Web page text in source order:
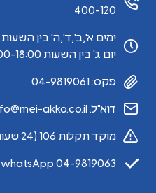
400-120
ימים א',ב',ד',ה' בין השעות 8:00-15:45
יום ג' בין השעות 8:00-18:00
פקס: 04-9819061
דוא"ל. info@mei-akko.co.il
מוקד תקלות 106 (24 שעות ביממה). 4911*
whatsApp 04-9819063